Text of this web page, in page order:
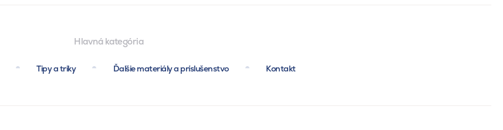
Hlavná kategória
Tipy a triky Ďalšie materiály a príslušenstvo Kontakt